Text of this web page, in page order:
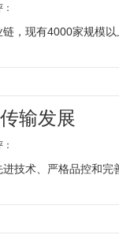
，现有4000家规模
输发展
技术、严格品控和完